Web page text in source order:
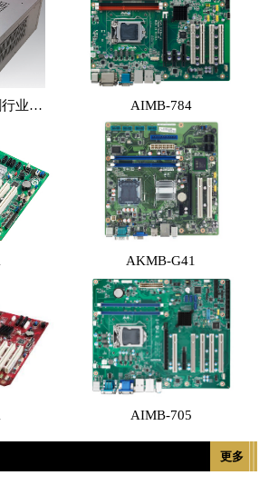
联系我们
CM-21B2 激光切割行业专用工控机 （体积小，性能高，价格实惠） AIMB-784
AKMB-G41
AIMB-705
更多